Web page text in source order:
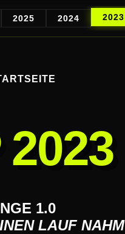
2025 2024 2023
1.0
LAUF NAHM